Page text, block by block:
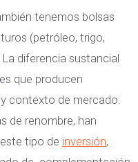
tenemos bolsas
(petróleo, trigo,
diferencia sustancial
es que producen
contexto de mercado.
de renombre, han
tipo de inversión,